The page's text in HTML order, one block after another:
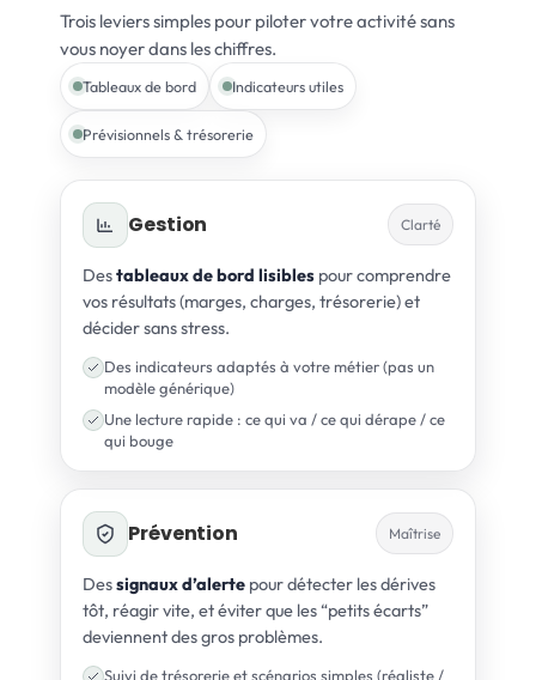
Trois leviers simples pour piloter votre activité sans
vous noyer dans les chiffres.
Tableaux de bord Indicateurs utiles
Prévisionnels & trésorerie
Gestion Clarté
Destableaux de bord lisibles pour comprendre
vos résultats (marges, charges, trésorerie) et
décider sans stress.
Des indicateurs adaptés à votre métier (pas un
modèle générique)
Une lecture rapide : ce qui va / ce qui dérape / ce
qui bouge
Prévention Maîtrise
Dessignaux d’alerte pour détecter les dérives
tôt, réagir vite, et éviter que les “petits écarts”
deviennent des gros problèmes.
Suivi de trésorerie et scénarios simples (réaliste /